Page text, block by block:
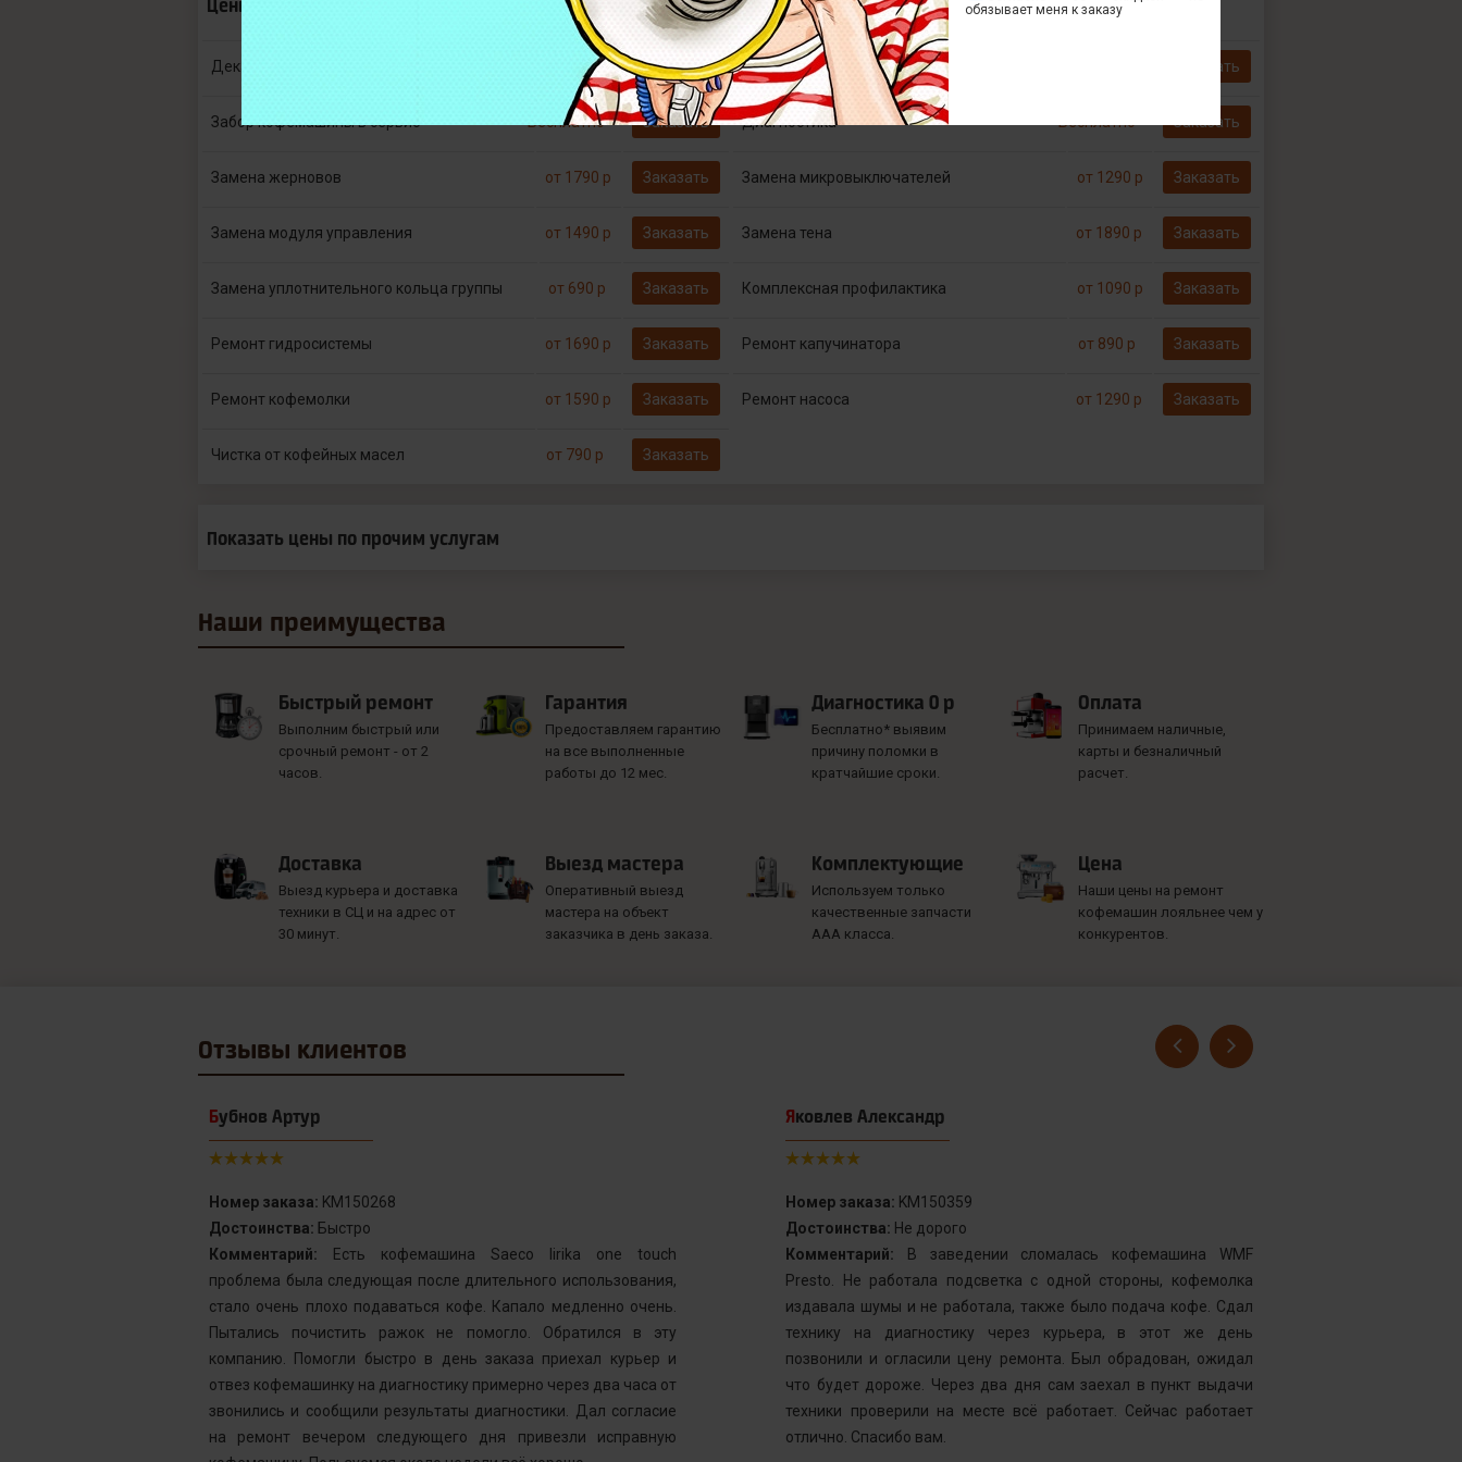
Декальцинация от 790 р Заказать Декофенация Заказать
Забор кофемашины в сервис Бесплатно* Заказать Диагностика Бесплатно* Заказать
Замена жерновов от 1790 р Заказать Замена микровыключателей от 1290 р Заказать
Замена модуля управления от 1490 р Заказать Замена тена от 1890 р Заказать
Замена уплотнительного кольца группы от 690 р Заказать Комплексная профилактика от 1090 р Заказать
Ремонт гидросистемы от 1690 р Заказать Ремонт капучинатора от 890 р Заказать
Ремонт кофемолки от 1590 р Заказать Ремонт насоса от 1290 р Заказать
Чистка от кофейных масел от 790 р Заказать
Показать цены по прочим услугам
Наши преимущества
Быстрый ремонт
Выполним быстрый или
срочный ремонт - от 2
часов.
Гарантия
Предоставляем гарантию
на все выполненные
работы до 12 мес.
Диагностика 0 р
Бесплатно* выявим
причину поломки в
кратчайшие сроки.
Оплата
Принимаем наличные,
карты и безналичный
расчет.
Доставка
Выезд курьера и доставка
техники в СЦ и на адрес от
30 минут.
Выезд мастера
Оперативный выезд
мастера на объект
заказчика в день заказа.
Комплектующие
Используем только
качественные запчасти
ААА класса.
Цена
Наши цены на ремонт
кофемашин лояльнее чем у
конкурентов.
Отзывы клиентов
Бубнов Артур
Номер заказа: KM150268
Достоинства: Быстро
Комментарий: Есть кофемашина Saeco lirika one touch
проблема была следующая после длительного использования,
стало очень плохо подаваться кофе. Капало медленно очень.
Пытались почистить ражок не помогло. Обратился в эту
компанию. Помогли быстро в день заказа приехал курьер и
отвез кофемашинку на диагностику примерно через два часа от
звонились и сообщили результаты диагностики. Дал согласие
на ремонт вечером следующего дня привезли исправную
Яковлев Александр
Номер заказа: KM150359
Достоинства: Не дорого
Комментарий: В заведении сломалась кофемашина WMF
Presto. Не работала подсветка с одной стороны, кофемолка
издавала шумы и не работала, также было подача кофе. Сдал
технику на диагностику через курьера, в этот же день
позвонили и огласили цену ремонта. Был обрадован, ожидал
что будет дороже. Через два дня сам заехал в пункт выдачи
техники проверили на месте всё работает. Сейчас работает
отлично. Спасибо вам.
обязывает меня к заказу